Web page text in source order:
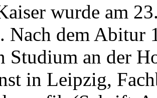
wurde am
Nach dem Abitur
Studium an der
in Leipzig,